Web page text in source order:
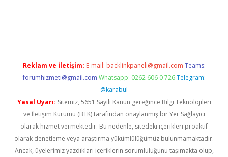
Reklam ve İletişim: E-mail: backlinkpaneli@gmail.com Teams:
forumhizmeti@gmail.com Whatsapp: 0262 606 0 726 Telegram:
@karabul
Yasal Uyarı: Sitemiz, 5651 Sayılı Kanun gereğince Bilgi Teknolojileri
ve İletişim Kurumu (BTK) tarafından onaylanmış bir Yer Sağlayıcı
olarak hizmet vermektedir. Bu nedenle, sitedeki içerikleri proaktif
olarak denetleme veya araştırma yükümlülüğümüz bulunmamaktadır.
Ancak, üyelerimiz yazdıkları içeriklerin sorumluluğunu taşımakta olup,